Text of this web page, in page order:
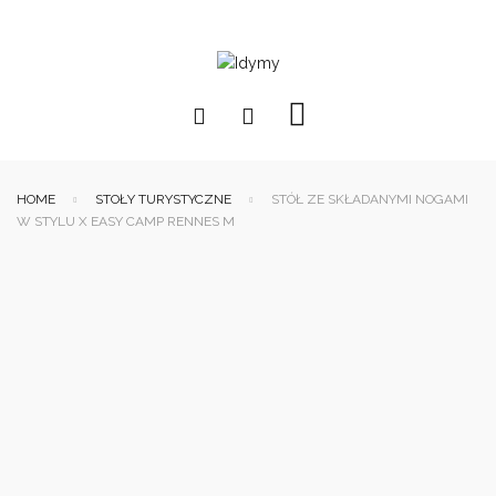
HOME STOŁY TURYSTYCZNE
STÓŁ ZE SKŁADANYMI NOGAMI
W STYLU X EASY CAMP RENNES M